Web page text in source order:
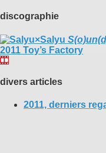
discographie
2011 Toy’s Factory
divers articles
2011, derniers